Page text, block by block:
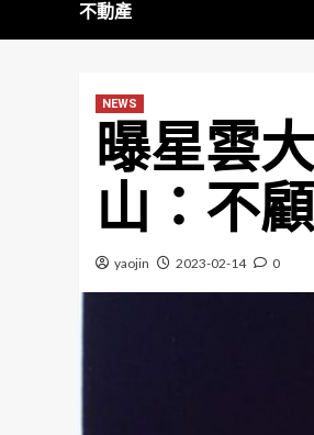
不動產
NEWS
曝星雲
山：不
yaojin 2023-02-14 0